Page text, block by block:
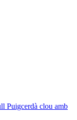
Puigcerdà clou amb